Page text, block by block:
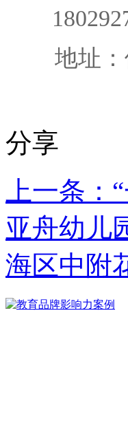
地址：佛
分享
上一条
亚舟幼儿
海区中附